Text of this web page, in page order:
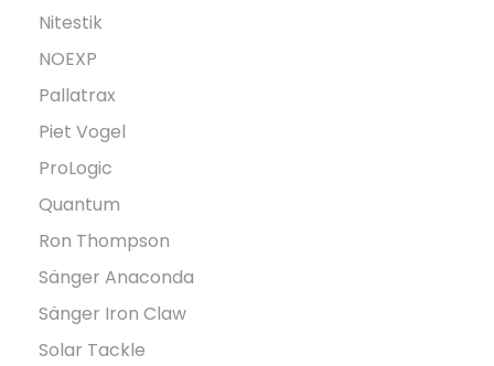
Nitestik
NOEXP
Pallatrax
Piet Vogel
ProLogic
Quantum
Ron Thompson
Sänger Anaconda
Sänger Iron Claw
Solar Tackle